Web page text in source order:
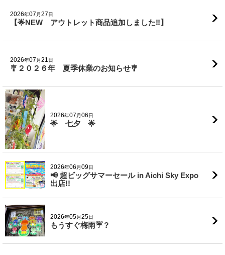
2026年07 月27日
【🌟NEW アウトレット商品追加しました‼】
2026年07 月21 日
🎐２０２６年 夏季休業のお知らせ🎐
2026年07 月06日
🌟 七夕 🌟
2026年06 月09日
📢 超ビッグサマーセール in Aichi Sky Expo
出店!!
2026年05月25日
もうすぐ梅雨☔？